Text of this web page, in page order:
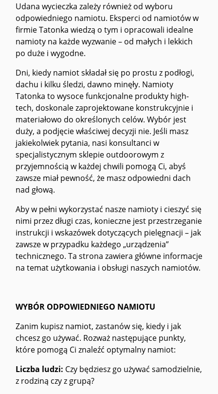
Udana wycieczka zależy również od wyboru
odpowiedniego namiotu. Eksperci od namiotów w
firmie Tatonka wiedzą o tym i opracowali idealne
namioty na każde wyzwanie – od małych i lekkich
po duże i wygodne.
Dni, kiedy namiot składał się po prostu z podłogi,
dachu i kilku śledzi, dawno minęły. Namioty
Tatonka to wysoce funkcjonalne produkty high-
tech, doskonale zaprojektowane konstrukcyjnie i
materiałowo do określonych celów. Wybór jest
duży, a podjęcie właściwej decyzji nie. Jeśli masz
jakiekolwiek pytania, nasi konsultanci w
specjalistycznym sklepie outdoorowym z
przyjemnością w każdej chwili pomogą Ci, abyś
zawsze miał pewność, że masz odpowiedni dach
nad głową.
Aby w pełni wykorzystać nasze namioty i cieszyć się
nimi przez długi czas, konieczne jest przestrzeganie
instrukcji i wskazówek dotyczących pielęgnacji – jak
zawsze w przypadku każdego „urządzenia”
technicznego. Ta strona zawiera główne informacje
na temat użytkowania i obsługi naszych namiotów.
WYBÓR ODPOWIEDNIEGO NAMIOTU
Zanim kupisz namiot, zastanów się, kiedy i jak
chcesz go używać. Rozważ następujące punkty,
które pomogą Ci znaleźć optymalny namiot:
Liczba ludzi: Czy będziesz go używać samodzielnie,
z rodziną czy z grupą?